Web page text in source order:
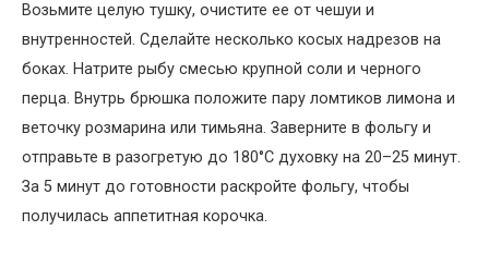
Возьмите целую тушку, очистите ее от чешуи и
внутренностей. Сделайте несколько косых надрезов на
боках. Натрите рыбу смесью крупной соли и черного
перца. Внутрь брюшка положите пару ломтиков лимона и
веточку розмарина или тимьяна. Заверните в фольгу и
отправьте в разогретую до 180°C духовку на 20–25 минут.
За 5 минут до готовности раскройте фольгу, чтобы
получилась аппетитная корочка.